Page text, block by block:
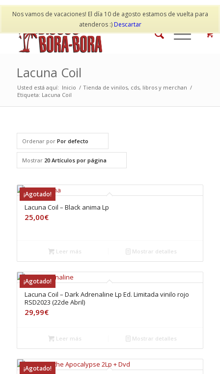
Nos vamos de vacaciones! El día 10 de agosto estamos de vuelta para
atenderos :)Descartar
Mi cuenta Contacto
Lacuna Coil
Usted está aquí: Inicio / Tienda de vinilos, cds, libros y merchan /
Etiqueta: Lacuna Coil
Ordenar por Por defecto
Mostrar 20 Artículos por página
¡Agotado!
Lacuna Coil – Black anima Lp
25,00€
Leer más Mostrar detalles
¡Agotado!
Lacuna Coil – Dark Adrenaline Lp Ed. Limitada vinilo rojo
RSD2023 (22de Abril)
29,99€
Leer más Mostrar detalles
¡Agotado!